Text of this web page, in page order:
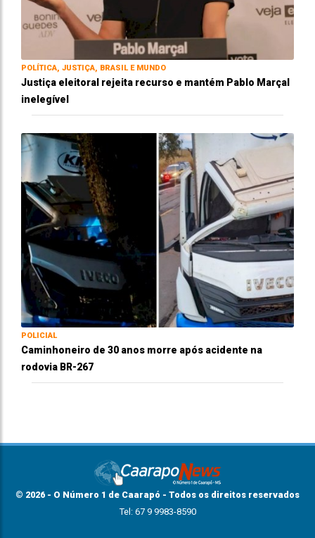
POLÍTICA, JUSTIÇA, BRASIL E MUNDO
Justiça eleitoral rejeita recurso e mantém Pablo Marçal
inelegível
POLICIAL
Caminhoneiro de 30 anos morre após acidente na
rodovia BR-267
© 2026 - O Número 1 de Caarapó - Todos os direitos reservados
Tel: 67 9 9983-8590